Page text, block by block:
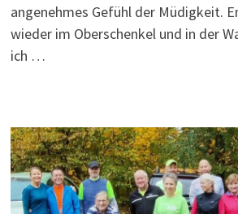
angenehmes Gefühl der Müdigkeit.
wieder im Oberschenkel und in der
ich …